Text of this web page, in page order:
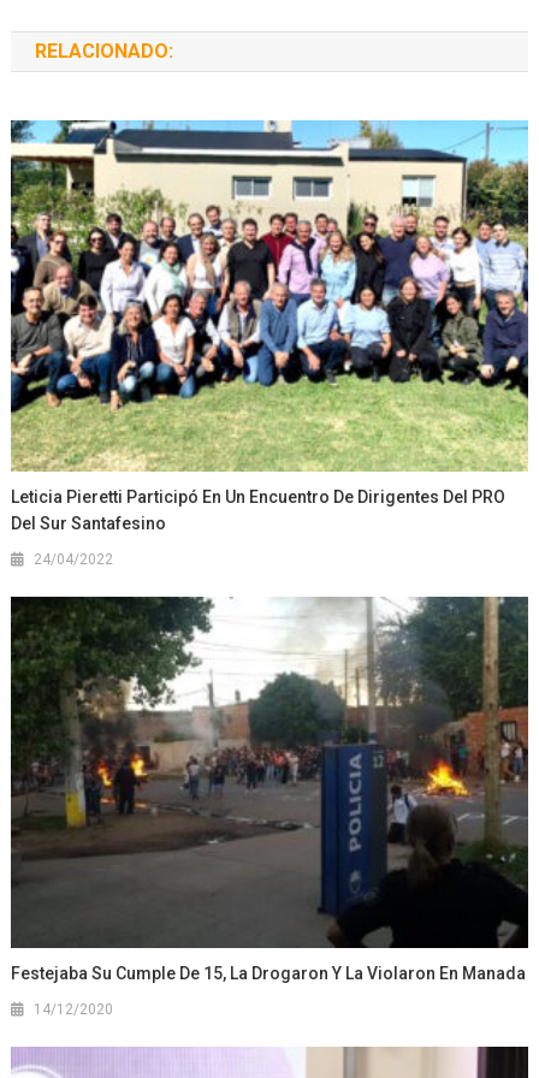
RELACIONADO:
Leticia Pieretti Participó En Un Encuentro De Dirigentes Del PRO
Del Sur Santafesino
24/04/2022
Festejaba Su Cumple De 15, La Drogaron Y La Violaron En Manada
14/12/2020